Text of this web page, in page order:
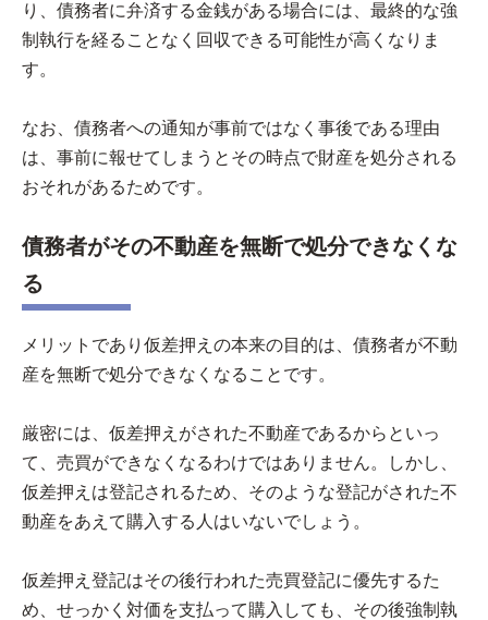
り、債務者に弁済する金銭がある場合には、最終的な強
制執行を経ることなく回収できる可能性が高くなりま
す。
なお、債務者への通知が事前ではなく事後である理由
は、事前に報せてしまうとその時点で財産を処分される
おそれがあるためです。
債務者がその不動産を無断で処分できなくな
る
メリットであり仮差押えの本来の目的は、債務者が不動
産を無断で処分できなくなることです。
厳密には、仮差押えがされた不動産であるからといっ
て、売買ができなくなるわけではありません。しかし、
仮差押えは登記されるため、そのような登記がされた不
動産をあえて購入する人はいないでしょう。
仮差押え登記はその後行われた売買登記に優先するた
め、せっかく対価を支払って購入しても、その後強制執